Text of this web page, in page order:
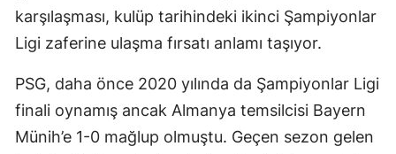
karşılaşması, kulüp tarihindeki ikinci Şampiyonlar
Ligi zaferine ulaşma fırsatı anlamı taşıyor.
PSG, daha önce 2020 yılında da Şampiyonlar Ligi
finali oynamış ancak Almanya temsilcisi Bayern
Münih’e 1-0 mağlup olmuştu. Geçen sezon gelen